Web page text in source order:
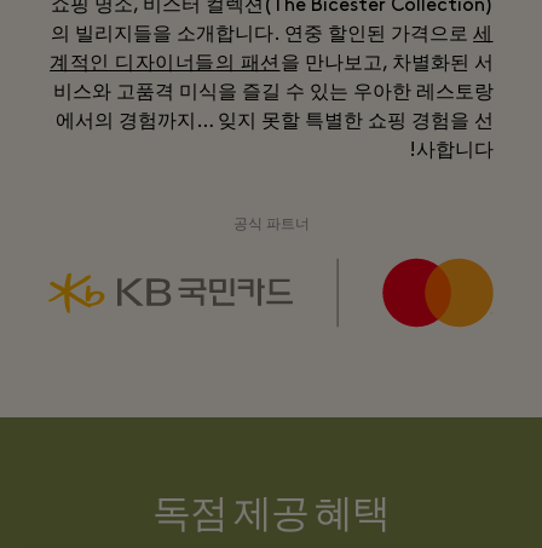
쇼핑 명소, 비스터 컬렉션(The Bicester Collection)
의 빌리지들을 소개합니다. 연중 할인된 가격으로세
계적인 디자이너들의 패션 을 만나보고, 차별화된 서
비스와 고품격 미식을 즐길 수 있는 우아한 레스토랑
에서의 경험까지… 잊지 못할 특별한 쇼핑 경험을 선
사합니다!
공식 파트너
독점 제공 혜택